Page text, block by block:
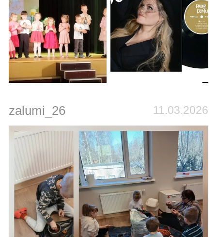
11.03.2026
zalumi_26